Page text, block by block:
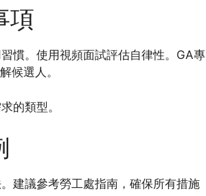
項
慣。使用視頻面試評估自律性。GA專
候選人。
的類型。
建議參考勞工處指南，確保所有措施